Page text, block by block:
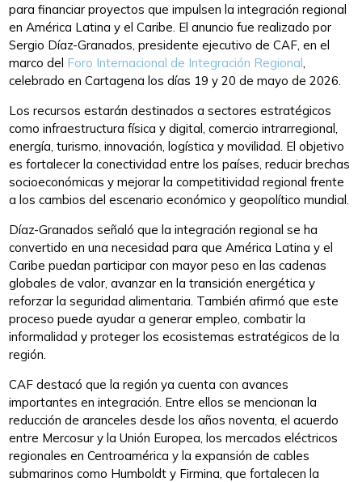
para financiar proyectos que impulsen la integración regional
en América Latina y el Caribe. El anuncio fue realizado por
Sergio Díaz-Granados, presidente ejecutivo de CAF, en el
marco del Foro Internacional de Integración Regional
celebrado en Cartagena los días 19 y 20 de mayo de 2026.
Los recursos estarán destinados a sectores estratégicos
como infraestructura física y digital, comercio intrarregional,
energía, turismo, innovación, logística y movilidad. El objetivo
es fortalecer la conectividad entre los países, reducir brechas
socioeconómicas y mejorar la competitividad regional frente
a los cambios del escenario económico y geopolítico mundial.
Díaz-Granados señaló que la integración regional se ha
convertido en una necesidad para que América Latina y el
Caribe puedan participar con mayor peso en las cadenas
globales de valor, avanzar en la transición energética y
reforzar la seguridad alimentaria. También afirmó que este
proceso puede ayudar a generar empleo, combatir la
informalidad y proteger los ecosistemas estratégicos de la
región.
CAF destacó que la región ya cuenta con avances
importantes en integración. Entre ellos se mencionan la
reducción de aranceles desde los años noventa, el acuerdo
entre Mercosur y la Unión Europea, los mercados eléctricos
regionales en Centroamérica y la expansión de cables
submarinos como Humboldt y Firmina, que fortalecen la